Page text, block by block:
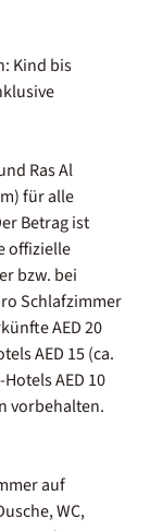
Kind bis
Ras Al
für alle
Betrag ist
offizielle
bzw. bei
Schlafzimmer
AED 20
AED 15 (ca.
AED 10
vorbehalten.
auf
WC,